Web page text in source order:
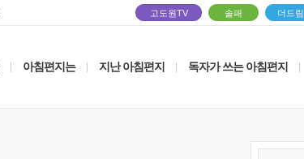
고도원TV 솔패 더드림
아침편지는 지난 아침편지 독자가 쓰는 아침편지